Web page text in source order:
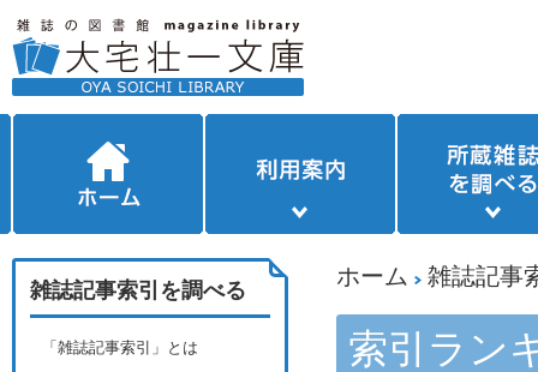
ホーム 雑誌記事
索引ラン
雑誌記事索引を調べる
「雑誌記事索引」とは